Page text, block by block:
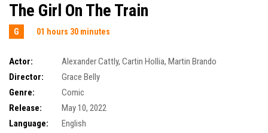
The Girl On The Train
G 01 hours 30 minutes
Actor: Alexander Cattly, Cartin Hollia, Martin Brando
Director:
Grace Belly
Genre:
Comic
Release:
May 10, 2022
Language:
English